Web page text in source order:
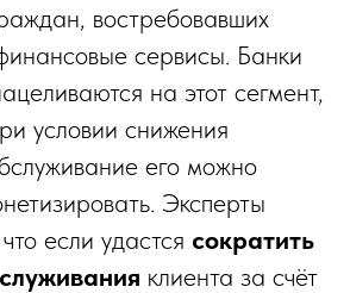
востребовавших
сервисы. Банки
на этот сегмент,
условии снижения
его можно
Эксперты
если удастся сократить
клиента за счёт